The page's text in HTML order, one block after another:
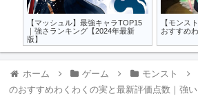
【マッシュル】最強キャラTOP15
｜強さランキング【2024年最新
版】
【モンス
おすすめ
ホーム ゲーム モンスト
のおすすめわくわくの実と最新評価点数｜強い